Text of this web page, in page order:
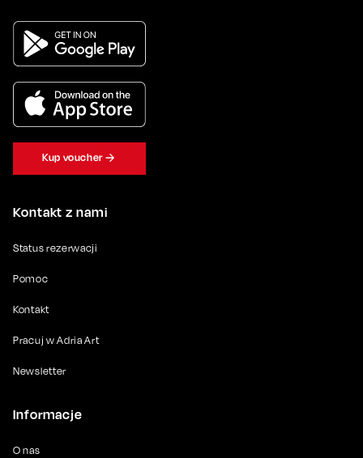
Kontakt z nami
Status rezerwacji
Pomoc
Kontakt
Pracuj w Adria Art
Newsletter
Informacje
O nas
Kup voucher